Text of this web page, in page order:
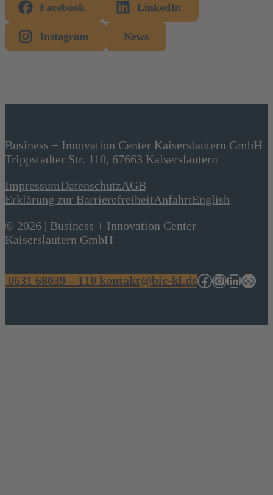
Facebook LinkedIn
Instagram News
Business + Innovation Center Kaiserslautern GmbH
Trippstadter Str. 110, 67663 Kaiserslautern
ImpressumDatenschutzAGB
Erklärung zur BarrierefreiheitAnfahrtEnglish
© 2026 | Business + Innovation Center
Kaiserslautern GmbH
0631 68039 – 110 kontakt@bic-kl.deFacebook
Instagram
Link